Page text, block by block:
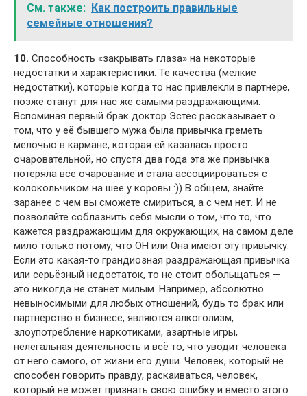
См. также: Как построить правильные
семейные отношения?
10. Способность «закрывать глаза» на некоторые
недостатки и характеристики. Те качества (мелкие
недостатки), которые когда то нас привлекли в партнёре,
позже станут для нас же самыми раздражающими.
Вспоминая первый брак доктор Эстес рассказывает о
том, что у её бывшего мужа была привычка греметь
мелочью в кармане, которая ей казалась просто
очаровательной, но спустя два года эта же привычка
потеряла всё очарование и стала ассоциироваться с
колокольчиком на шее у коровы :)) В общем, знайте
заранее с чем вы сможете смириться, а с чем нет. И не
позволяйте соблазнить себя мысли о том, что то, что
кажется раздражающим для окружающих, на самом деле
мило только потому, что ОН или Она имеют эту привычку.
Если это какая-то грандиозная раздражающая привычка
или серьёзный недостаток, то не стоит обольщаться —
это никогда не станет милым. Например, абсолютно
невыносимыми для любых отношений, будь то брак или
партнёрство в бизнесе, являются алкоголизм,
злоупотребление наркотиками, азартные игры,
нелегальная деятельность и всё то, что уводит человека
от него самого, от жизни его души. Человек, который не
способен говорить правду, раскаиваться, человек,
который не может признать свою ошибку и вместо этого